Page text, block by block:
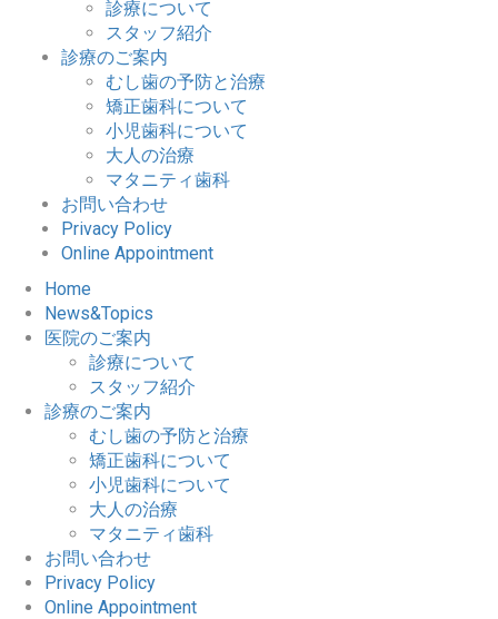
診療について
スタッフ紹介
診療のご案内
むし歯の予防と治療
矯正歯科について
小児歯科について
大人の治療
マタニティ歯科
お問い合わせ
Privacy Policy
Online Appointment
Home
News&Topics
医院のご案内
診療について
スタッフ紹介
診療のご案内
むし歯の予防と治療
矯正歯科について
小児歯科について
大人の治療
マタニティ歯科
お問い合わせ
Privacy Policy
Online Appointment